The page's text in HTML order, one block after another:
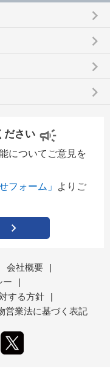
keyboard_arrow_right
keyboard_arrow_right
keyboard_arrow_right
keyboard_arrow_right
ださい
についてご意見を
フォーム」
よりご
会社概要
|
ー
|
する方針
|
営業法に基づく表記